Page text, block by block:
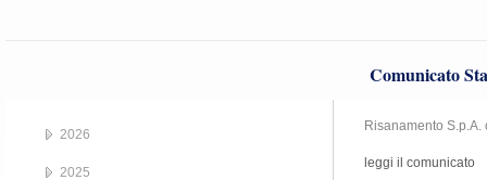
Comunicato
Risanamento
leggi il comunicato
2026
2025